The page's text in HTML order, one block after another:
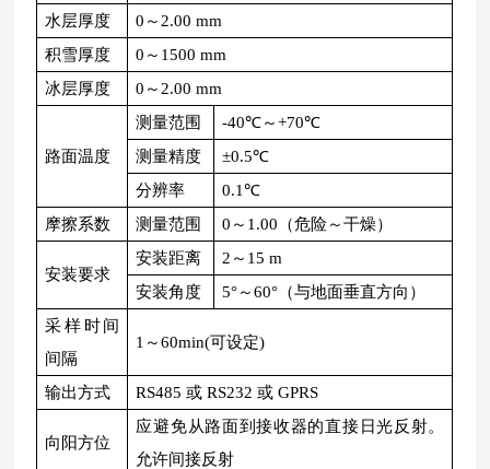
水层厚度
0～2.00 mm
积雪厚度
0～1500 mm
冰层厚度
0～2.00 mm
路面温度
测量范围
-40℃～+70℃
测量精度
±0.5℃
分辨率
0.1℃
摩擦系数
测量范围 0～1.00（危险～干燥）
安装要求
安装距离
2～15 m
安装角度
5°～60°（与地面垂直方向）
采样时间
间隔
1～60min(可设定)
输出方式 RS485 或 RS232 或 GPRS
向阳方位
应避免从路面到接收器的直接日光反射。
允许间接反射